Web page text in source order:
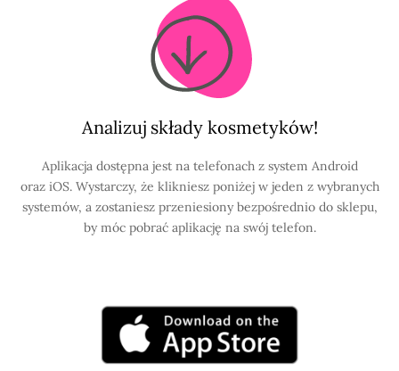
Analizuj składy kosmetyków!
Aplikacja dostępna jest na telefonach z system Android
oraz iOS. Wystarczy, że klikniesz poniżej w jeden z wybranych
systemów, a zostaniesz przeniesiony bezpośrednio do sklepu,
by móc pobrać aplikację na swój telefon.